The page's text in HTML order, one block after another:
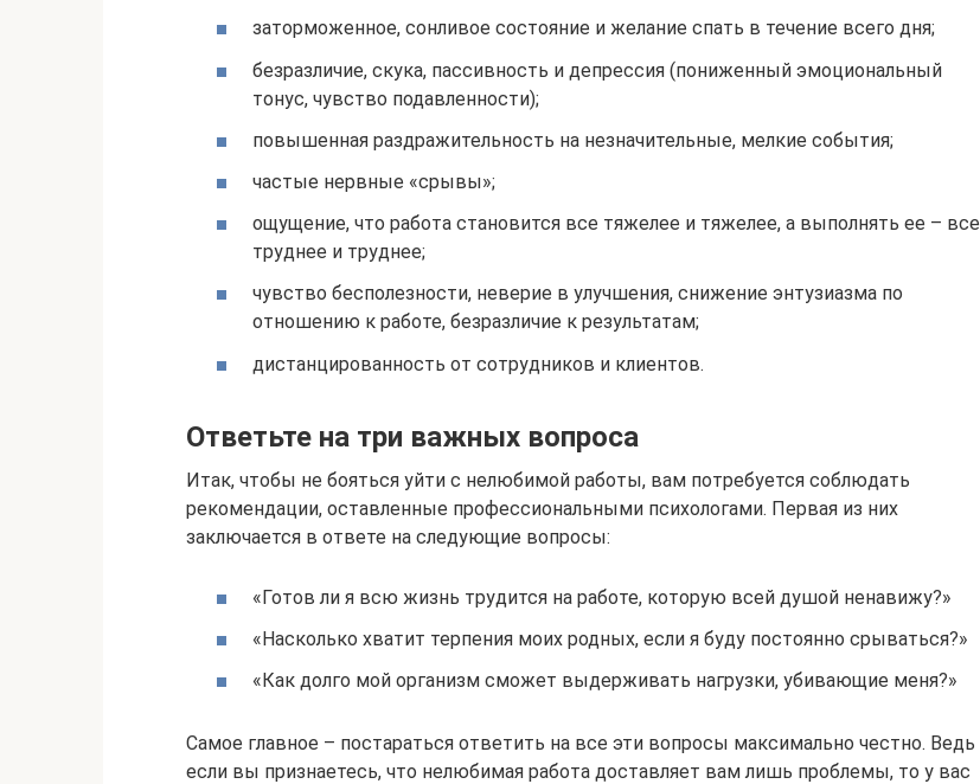
заторможенное, сонливое состояние и желание спать в течение всего дня;
безразличие, скука, пассивность и депрессия (пониженный эмоциональный
тонус, чувство подавленности);
повышенная раздражительность на незначительные, мелкие события;
частые нервные «срывы»;
ощущение, что работа становится все тяжелее и тяжелее, а выполнять ее – все
труднее и труднее;
чувство бесполезности, неверие в улучшения, снижение энтузиазма по
отношению к работе, безразличие к результатам;
дистанцированность от сотрудников и клиентов.
Ответьте на три важных вопроса
Итак, чтобы не бояться уйти с нелюбимой работы, вам потребуется соблюдать
рекомендации, оставленные профессиональными психологами. Первая из них
заключается в ответе на следующие вопросы:
«Готов ли я всю жизнь трудится на работе, которую всей душой ненавижу?»
«Насколько хватит терпения моих родных, если я буду постоянно срываться?»
«Как долго мой организм сможет выдерживать нагрузки, убивающие меня?»
Самое главное – постараться ответить на все эти вопросы максимально честно. Ведь
если вы признаетесь, что нелюбимая работа доставляет вам лишь проблемы, то у вас